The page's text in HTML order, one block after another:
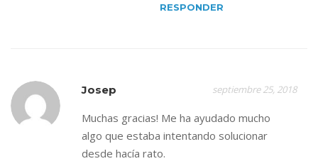
RESPONDER
Josep septiembre 25, 2018
Muchas gracias! Me ha ayudado mucho
algo que estaba intentando solucionar
desde hacía rato.